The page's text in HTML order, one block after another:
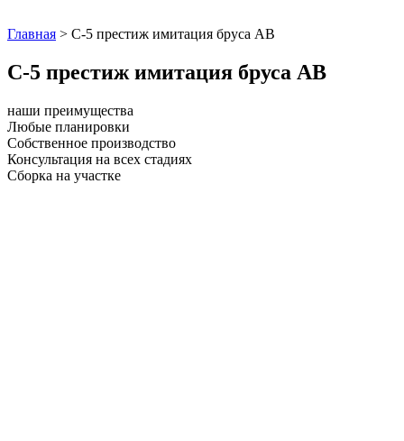
Главная > С-5 престиж имитация бруса АВ
С-5 престиж имитация бруса АВ
наши преимущества
Любые планировки
Собственное производство
Консультация на всех стадиях
Сборка на участке